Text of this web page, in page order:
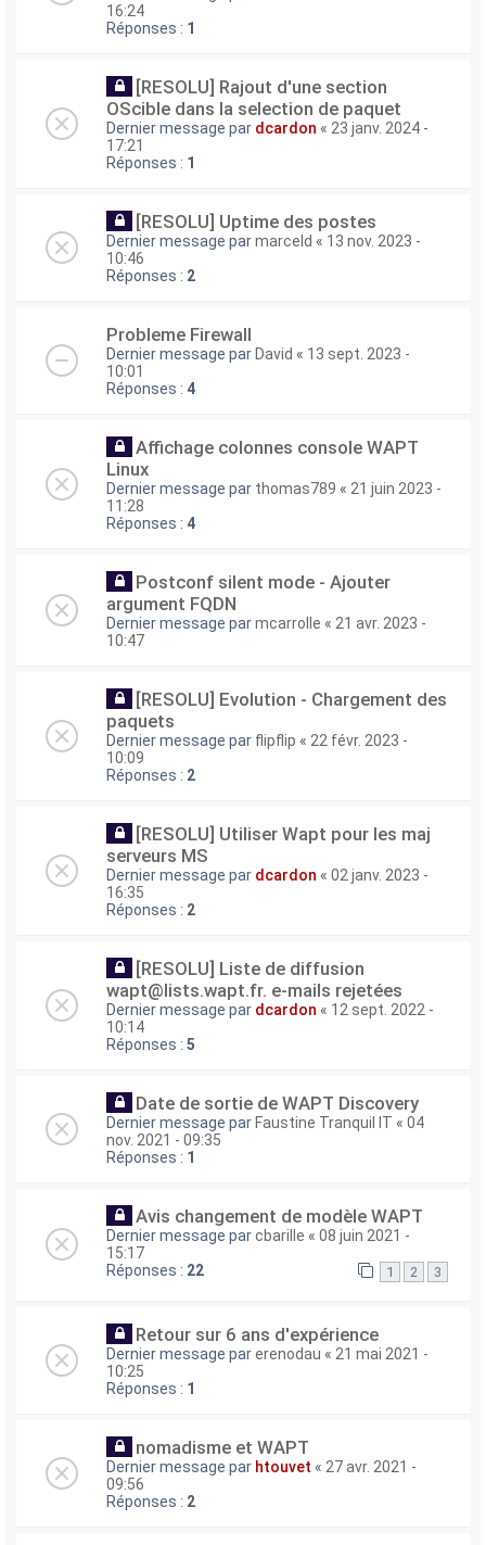
16:24
Réponses : 1
[RESOLU] Rajout d'une section
OScible dans la selection de paquet
Dernier message par dcardon « 23 janv. 2024 -
17:21
Réponses : 1
[RESOLU] Uptime des postes
Dernier message parmarceld « 13 nov. 2023 -
10:46
Réponses : 2
Probleme Firewall
Dernier message parDavid « 13 sept. 2023 -
10:01
Réponses : 4
Affichage colonnes console WAPT
Linux
Dernier message par thomas789 « 21 juin 2023 -
11:28
Réponses : 4
Postconf silent mode - Ajouter
argument FQDN
Dernier message parmcarrolle « 21 avr. 2023 -
10:47
[RESOLU] Evolution - Chargement des
paquets
Dernier message par flipflip « 22 févr. 2023 -
10:09
Réponses : 2
[RESOLU] Utiliser Wapt pour les maj
serveurs MS
Dernier message par dcardon « 02 janv. 2023 -
16:35
Réponses : 2
[RESOLU] Liste de diffusion
wapt@lists.wapt.fr. e-mails rejetées
Dernier message par dcardon « 12 sept. 2022 -
10:14
Réponses : 5
Date de sortie de WAPT Discovery
Dernier message parFaustine Tranquil IT « 04
nov. 2021 - 09:35
Réponses : 1
Avis changement de modèle WAPT
Dernier message parcbarille « 08 juin 2021 -
15:17
Réponses : 22 1 2 3
Retour sur 6 ans d'expérience
Dernier message parerenodau « 21 mai 2021 -
10:25
Réponses : 1
nomadisme et WAPT
Dernier message par htouvet « 27 avr. 2021 -
09:56
Réponses : 2